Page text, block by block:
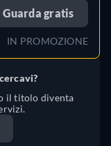
Guarda gratis
IN PROMOZIONE
il titolo diventa